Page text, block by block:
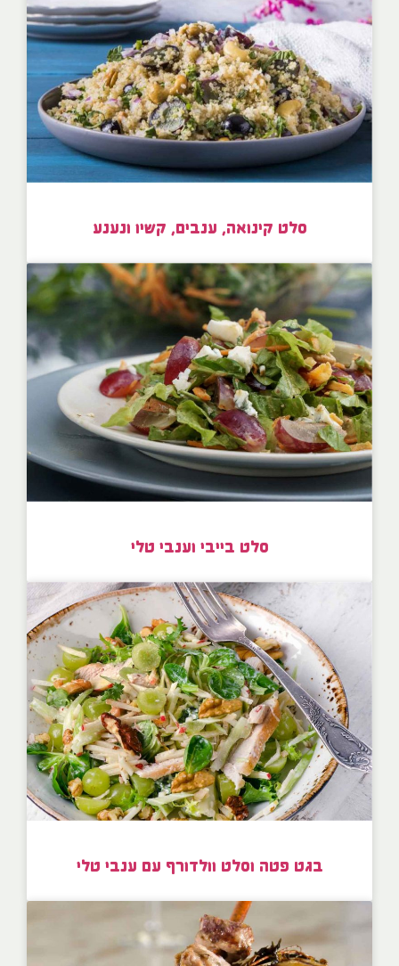
סלט קינואה, ענבים, קשיו ונענע
סלט בייבי וענבי טלי
בגט פטה וסלט וולדורף עם ענבי טלי